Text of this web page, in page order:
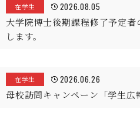
在学生 2026.08.05
大学院博士後期課程修了予定
します。
在学生 2026.06.26
母校訪問キャンペーン「学生広